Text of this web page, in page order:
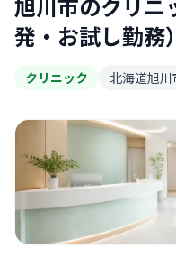
発・お試し勤務）
クリニック 北海道旭川